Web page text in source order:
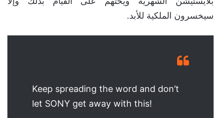
سيخسرون الملكية للأبد.
Keep spreading the word and don’t
let SONY get away with this!